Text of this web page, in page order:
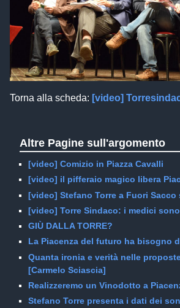
Torna alla scheda: [video]
Altre Pagine sull'argomento
[video] Comizio in Piazza Cavalli
[video] il pifferaio magico libera
[video] Stefano Torre a Fuori Sacco
[video] Torre Sindaco: i medici
GIÙ DALLA TORRE?
La Piacenza del futuro ha bisogno
Quanta ironia e verità nelle
[Carmelo Sciascia]
Realizzeremo un Vinodotto a
Stefano Torre presenta i dati dei